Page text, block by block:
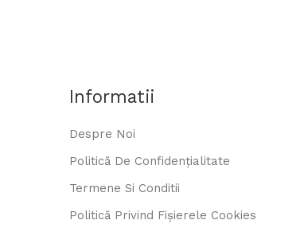
Informatii
Despre Noi
Politică De Confidențialitate
Termene Si Conditii
Politică Privind Fișierele Cookies